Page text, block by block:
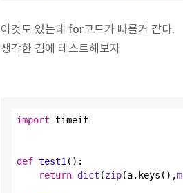
이것도 있는데 for코드가 빠를거 같다.
생각한 김에 테스트해보자
import timeit
def test1 ():
return dict (zip(a.keys(),